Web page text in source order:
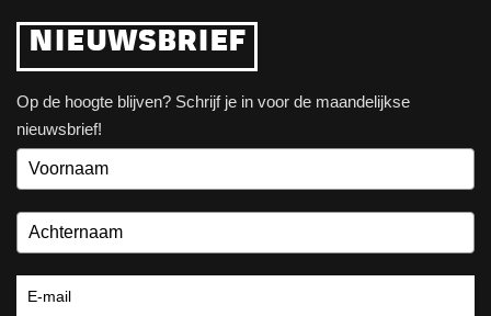
NIEUWSBRIEF
Op de hoogte blijven? Schrijf je in voor de maandelijkse
nieuwsbrief!